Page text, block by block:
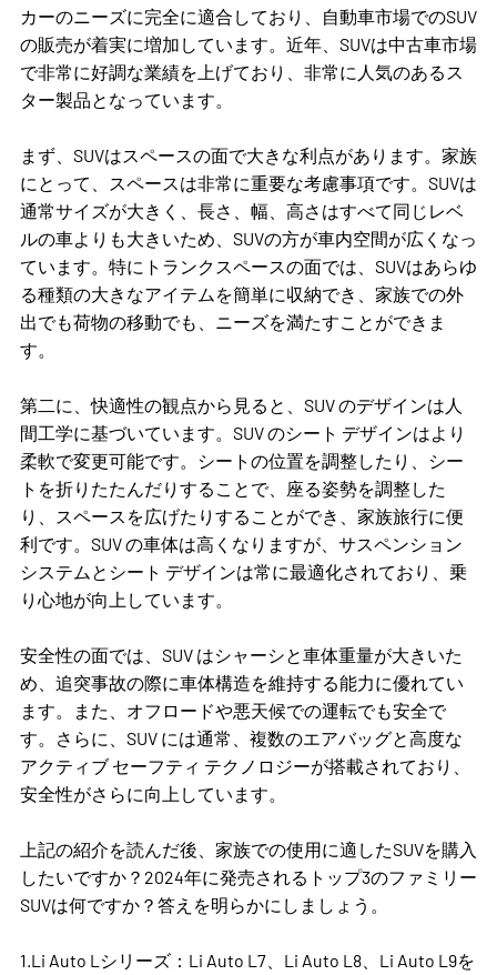
カーのニーズに完全に適合しており、自動車市場でのSUV
の販売が着実に増加しています。近年、SUVは中古車市場
で非常に好調な業績を上げており、非常に人気のあるス
ター製品となっています。
まず、SUVはスペースの面で大きな利点があります。家族
にとって、スペースは非常に重要な考慮事項です。SUVは
通常サイズが大きく、長さ、幅、高さはすべて同じレベ
ルの車よりも大きいため、SUVの方が車内空間が広くなっ
ています。特にトランクスペースの面では、SUVはあらゆ
る種類の大きなアイテムを簡単に収納でき、家族での外
出でも荷物の移動でも、ニーズを満たすことができま
す。
第二に、快適性の観点から見ると、SUV のデザインは人
間工学に基づいています。SUV のシート デザインはより
柔軟で変更可能です。シートの位置を調整したり、シー
トを折りたたんだりすることで、座る姿勢を調整した
り、スペースを広げたりすることができ、家族旅行に便
利です。SUV の車体は高くなりますが、サスペンション
システムとシート デザインは常に最適化されており、乗
り心地が向上しています。
安全性の面では、SUV はシャーシと車体重量が大きいた
め、追突事故の際に車体構造を維持する能力に優れてい
ます。また、オフロードや悪天候での運転でも安全で
す。さらに、SUV には通常、複数のエアバッグと高度な
アクティブ セーフティ テクノロジーが搭載されており、
安全性がさらに向上しています。
上記の紹介を読んだ後、家族での使用に適したSUVを購入
したいですか？2024年に発売されるトップ3のファミリー
SUVは何ですか？答えを明らかにしましょう。
1.Li Auto Lシリーズ：Li Auto L7、Li Auto L8、Li Auto L9を